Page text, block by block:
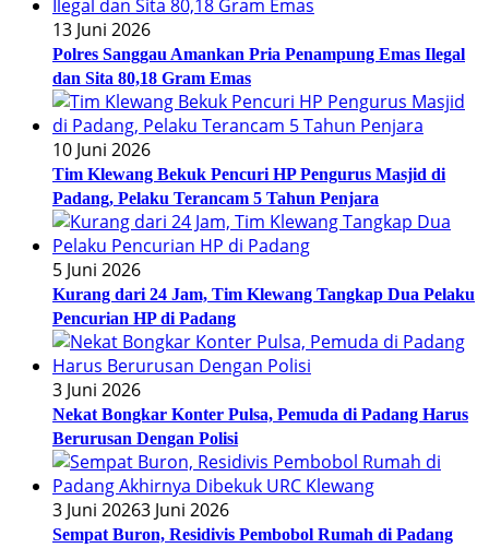
13 Juni 2026
Polres Sanggau Amankan Pria Penampung Emas Ilegal
dan Sita 80,18 Gram Emas
10 Juni 2026
Tim Klewang Bekuk Pencuri HP Pengurus Masjid di
Padang, Pelaku Terancam 5 Tahun Penjara
5 Juni 2026
Kurang dari 24 Jam, Tim Klewang Tangkap Dua Pelaku
Pencurian HP di Padang
3 Juni 2026
Nekat Bongkar Konter Pulsa, Pemuda di Padang Harus
Berurusan Dengan Polisi
3 Juni 20263 Juni 2026
Sempat Buron, Residivis Pembobol Rumah di Padang